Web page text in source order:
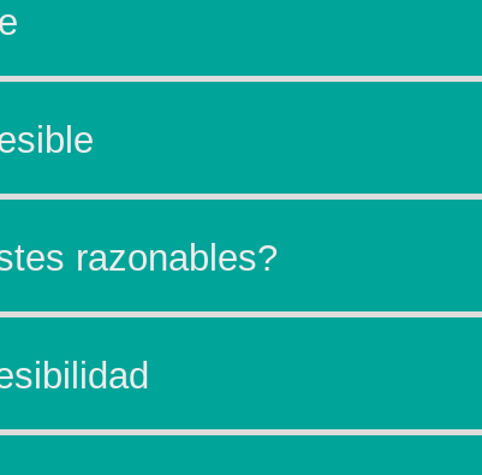
razonables?